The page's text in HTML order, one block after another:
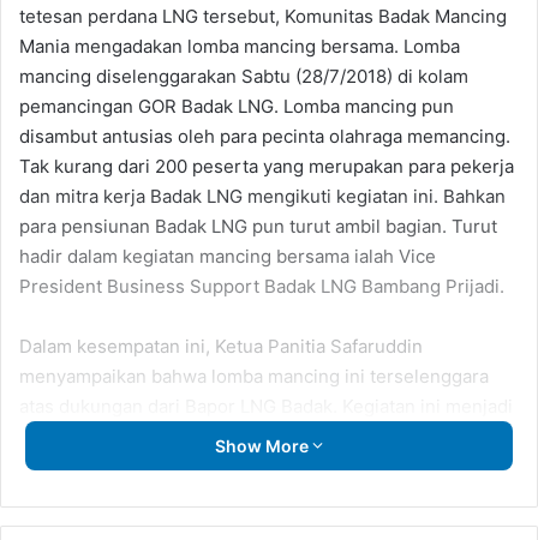
tetesan perdana LNG tersebut, Komunitas Badak Mancing
Mania mengadakan lomba mancing bersama. Lomba
mancing diselenggarakan Sabtu (28/7/2018) di kolam
pemancingan GOR Badak LNG. Lomba mancing pun
disambut antusias oleh para pecinta olahraga memancing.
Tak kurang dari 200 peserta yang merupakan para pekerja
dan mitra kerja Badak LNG mengikuti kegiatan ini. Bahkan
para pensiunan Badak LNG pun turut ambil bagian. Turut
hadir dalam kegiatan mancing bersama ialah Vice
President Business Support Badak LNG Bambang Prijadi.
Dalam kesempatan ini, Ketua Panitia Safaruddin
menyampaikan bahwa lomba mancing ini terselenggara
sarana refreshing dan ajang menjalin silaturahmi antar
pecinta olahraga memancing.
Show More